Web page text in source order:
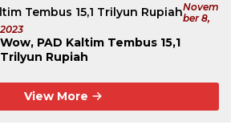
Novem
Ber 8,
2023
Wow, PAD Kaltim Tembus 15,1
Trilyun Rupiah
View More